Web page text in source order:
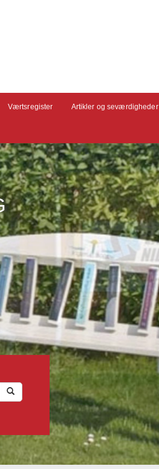
Værtsregister Artikler og seværdigheder